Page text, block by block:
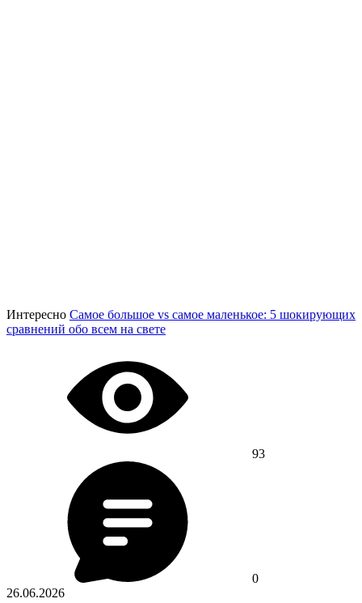
Интересно Самое большое vs самое маленькое: 5 шокирующих
сравнений обо всем на свете
93
0
26.06.2026